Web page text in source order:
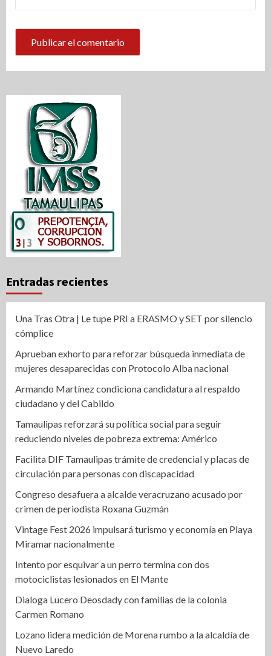
Entradas recientes
Una Tras Otra | Le tupe PRI a ERASMO y SET por silencio
cómplice
Aprueban exhorto para reforzar búsqueda inmediata de
mujeres desaparecidas con Protocolo Alba nacional
Armando Martínez condiciona candidatura al respaldo
ciudadano y del Cabildo
Tamaulipas reforzará su política social para seguir
reduciendo niveles de pobreza extrema: Américo
Facilita DIF Tamaulipas trámite de credencial y placas de
circulación para personas con discapacidad
Congreso desafuera a alcalde veracruzano acusado por
crimen de periodista Roxana Guzmán
Vintage Fest 2026 impulsará turismo y economía en Playa
Miramar nacionalmente
Intento por esquivar a un perro termina con dos
motociclistas lesionados en El Mante
Dialoga Lucero Deosdady con familias de la colonia
Carmen Romano
Lozano lidera medición de Morena rumbo a la alcaldía de
Nuevo Laredo